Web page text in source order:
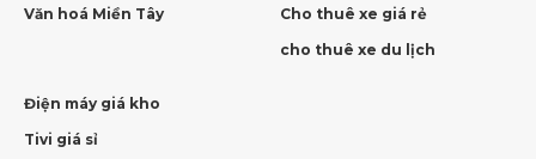
Văn hoá Miền Tây
Cho thuê xe giá rẻ
cho thuê xe du lịch
Điện máy giá kho
Tivi giá sỉ